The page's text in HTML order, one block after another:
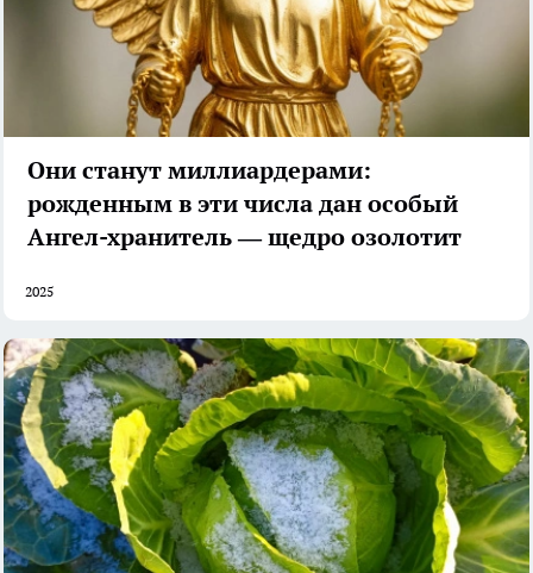
Они станут миллиардерами:
рожденным в эти числа дан особый
Ангел-хранитель — щедро озолотит
2025